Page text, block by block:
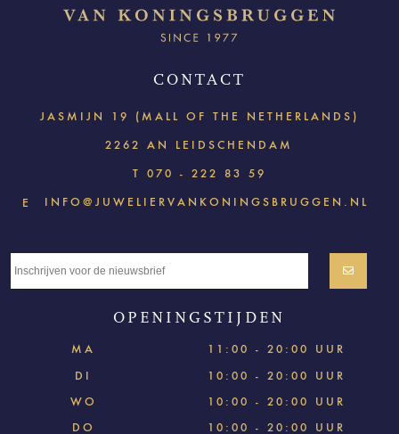
CONTACT
JASMIJN 19 (MALL OF THE NETHERLANDS)
2262 AN LEIDSCHENDAM
T 070 - 222 83 59
E INFO@JUWELIERVANKONINGSBRUGGEN.NL
OPENINGSTIJDEN
MA
11:00 - 20:00 UUR
DI
10:00 - 20:00 UUR
WO
10:00 - 20:00 UUR
DO
10:00 - 20:00 UUR